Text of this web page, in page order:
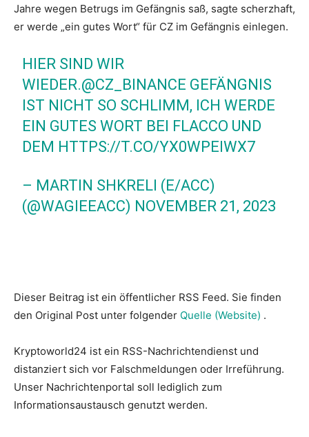
Jahre wegen Betrugs im Gefängnis saß, sagte scherzhaft,
er werde „ein gutes Wort“ für CZ im Gefängnis einlegen.
HIER SIND WIR
WIEDER.@CZ_BINANCE GEFÄNGNIS
IST NICHT SO SCHLIMM, ICH WERDE
EIN GUTES WORT BEI FLACCO UND
DEM HTTPS://T.CO/YX0WPEIWX7
– MARTIN SHKRELI (E/ACC)
(@WAGIEEACC) NOVEMBER 21, 2023
Dieser Beitrag ist ein öffentlicher RSS Feed. Sie finden
den Original Post unter folgender Quelle (Website) .
Kryptoworld24 ist ein RSS-Nachrichtendienst und
distanziert sich vor Falschmeldungen oder Irreführung.
Unser Nachrichtenportal soll lediglich zum
Informationsaustausch genutzt werden.